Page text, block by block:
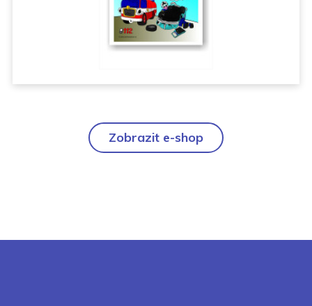
Zobrazit e-shop